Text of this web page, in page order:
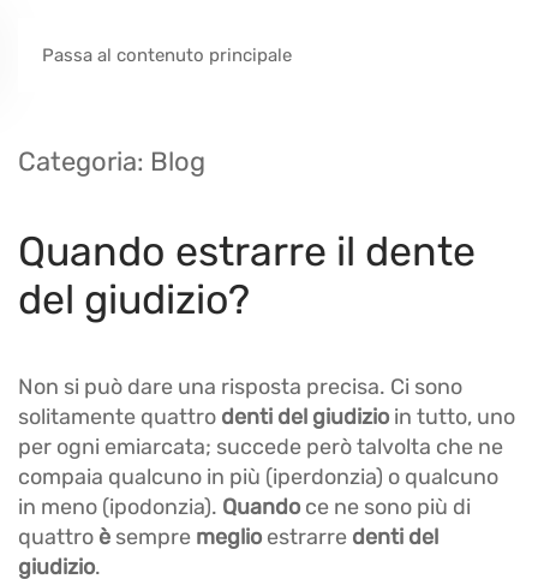
Passa al contenuto principale
Categoria: Blog
Quando estrarre il dente
del giudizio?
Non si può dare una risposta precisa. Ci sono
solitamente quattro denti del giudizio in tutto, uno
per ogni emiarcata; succede però talvolta che ne
compaia qualcuno in più (iperdonzia) o qualcuno
in meno (ipodonzia). Quando ce ne sono più di
quattro è sempre meglio estrarre denti del
giudizio.